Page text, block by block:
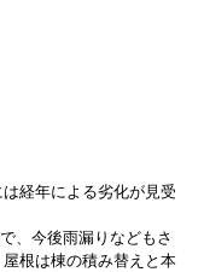
経年による劣化が見受
、今後雨漏りなどもさ
根は棟の積み替えと本